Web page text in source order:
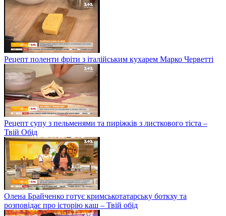
Рецепт поленти фріти з італійським кухарем Марко Черветті
Рецепт супу з пельменями та пиріжків з листкового тіста –
Твій Обід
Олена Брайченко готує кримськотатарську боткху та
розповідає про історію каш – Твій обід